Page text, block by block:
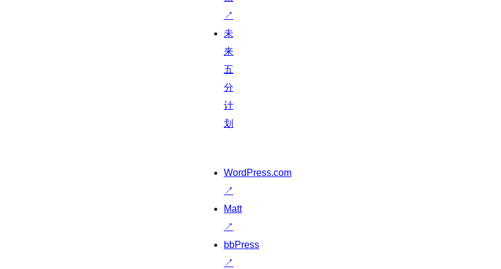
↗
未
来
五
分
计
划
WordPress.com
↗
Matt
↗
bbPress
↗